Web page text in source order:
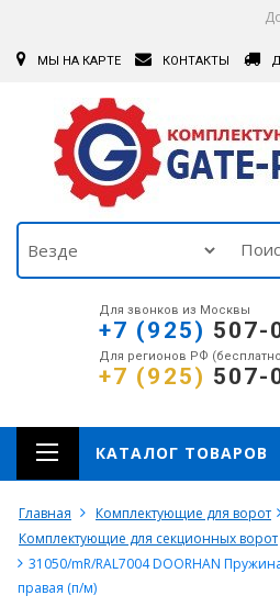
МЫ НА КАРТЕ КОНТАКТЫ
Для звонков из Москвы
+7 (925) 507-
Для регионов РФ
+7 (925) 507-
КАТАЛОГ ТОВАРОВ
Главная
Комплектующие для ворот
Комплектующие для секционных ворот
31050/mR/RAL7004 DOORHAN
правая (п/м)